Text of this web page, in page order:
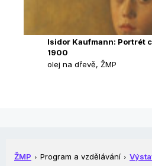
Isidor Kaufmann: Portrét
1900
olej na dřevě, ŽMP
ŽMP Program a vzdělávání